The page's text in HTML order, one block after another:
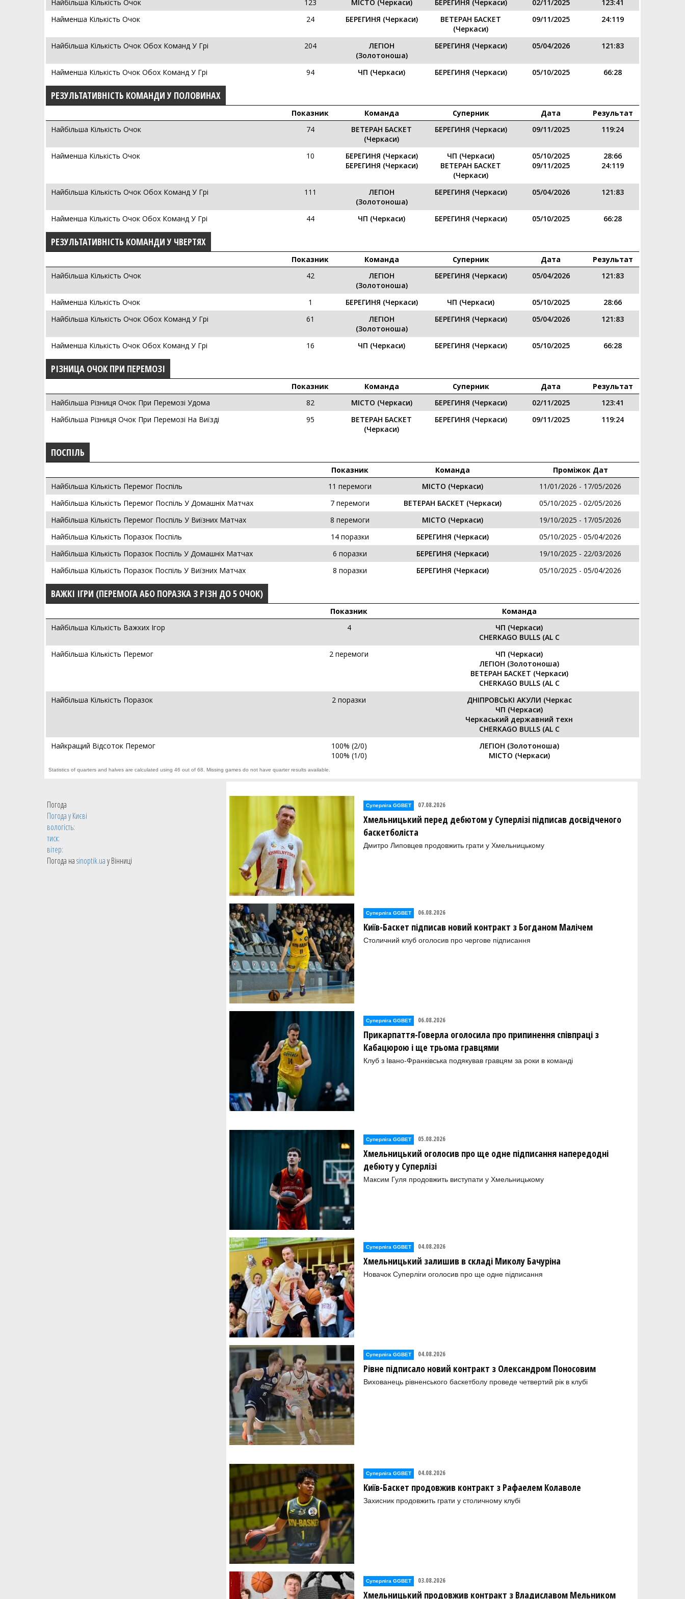
Найбільша Кількість Очок
123 МІСТО (Черкаси) БЕРЕГИНЯ (Черкаси) 02/11/2025
123:41
Найменша Кількість Очок
24 БЕРЕГИНЯ (Черкаси)
ВЕТЕРАН БАСКЕТ
(Черкаси)
09/11/2025 24:119
Найбільша Кількість Очок Обох Команд У Грі 204
ЛЕГІОН
(Золотоноша)
БЕРЕГИНЯ (Черкаси) 05/04/2026 121:83
Найменша Кількість Очок Обох Команд У Грі 94 ЧП (Черкаси) БЕРЕГИНЯ (Черкаси) 05/10/2025 66:28
РЕЗУЛЬТАТИВНІСТЬ КОМАНДИ У ПОЛОВИНАХ
Показник Команда Суперник Дата
Результат
Найбільша Кількість Очок
74
ВЕТЕРАН БАСКЕТ
(Черкаси)
БЕРЕГИНЯ (Черкаси) 09/11/2025 119:24
Найменша Кількість Очок 10
БЕРЕГИНЯ (Черкаси)
БЕРЕГИНЯ (Черкаси)
ЧП (Черкаси)
ВЕТЕРАН БАСКЕТ
(Черкаси)
05/10/2025
09/11/2025
28:66
24:119
Найбільша Кількість Очок Обох Команд У Грі 111
ЛЕГІОН
(Золотоноша)
БЕРЕГИНЯ (Черкаси) 05/04/2026 121:83
Найменша Кількість Очок Обох Команд У Грі 44 ЧП (Черкаси) БЕРЕГИНЯ (Черкаси) 05/10/2025 66:28
РЕЗУЛЬТАТИВНІСТЬ КОМАНДИ У ЧВЕРТЯХ
Показник Команда Суперник Дата
Результат
Найбільша Кількість Очок
42
ЛЕГІОН
(Золотоноша)
БЕРЕГИНЯ (Черкаси) 05/04/2026 121:83
Найменша Кількість Очок 1 БЕРЕГИНЯ (Черкаси) ЧП (Черкаси) 05/10/2025
28:66
Найбільша Кількість Очок Обох Команд У Грі
61
ЛЕГІОН
(Золотоноша)
БЕРЕГИНЯ (Черкаси) 05/04/2026 121:83
Найменша Кількість Очок Обох Команд У Грі 16 ЧП (Черкаси) БЕРЕГИНЯ (Черкаси) 05/10/2025 66:28
РІЗНИЦА ОЧОК ПРИ ПЕРЕМОЗІ
Показник Команда Суперник Дата
Результат
Найбільша Різниця Очок При Перемозі Удома
82 МІСТО (Черкаси) БЕРЕГИНЯ (Черкаси) 02/11/2025
123:41
Найбільша Різниця Очок При Перемозі На Виїзді
95
ВЕТЕРАН БАСКЕТ
(Черкаси)
БЕРЕГИНЯ (Черкаси) 09/11/2025 119:24
ПОСПІЛЬ
Показник Команда
Проміжок Дат
Найбільша Кількість Перемог Поспіль
11 перемоги МІСТО (Черкаси)
11/01/2026 - 17/05/2026
Найбільша Кількість Перемог Поспіль У Домашніх Матчах
7 перемоги ВЕТЕРАН БАСКЕТ (Черкаси)
05/10/2025 - 02/05/2026
Найбільша Кількість Перемог Поспіль У Виїзних Матчах
8 перемоги МІСТО (Черкаси)
19/10/2025 - 17/05/2026
Найбільша Кількість Поразок Поспіль
14 поразки БЕРЕГИНЯ (Черкаси)
05/10/2025 - 05/04/2026
Найбільша Кількість Поразок Поспіль У Домашніх Матчах
6 поразки БЕРЕГИНЯ (Черкаси)
19/10/2025 - 22/03/2026
Найбільша Кількість Поразок Поспіль У Виїзних Матчах
8 поразки БЕРЕГИНЯ (Черкаси) 05/10/2025 - 05/04/2026
ВАЖКІ ІГРИ (ПЕРЕМОГА АБО ПОРАЗКА З РІЗН ДО 5 ОЧОК)
Показник
Команда
Найбільша Кількість Важких Ігор
4
ЧП (Черкаси)
CHERKAGO BULLS (AL C
Найбільша Кількість Перемог
2 перемоги
ЧП (Черкаси)
ЛЕГІОН (Золотоноша)
ВЕТЕРАН БАСКЕТ (Черкаси)
CHERKAGO BULLS (AL C
Найбільша Кількість Поразок
2 поразки
ДНІПРОВСЬКІ АКУЛИ (Черкас
ЧП (Черкаси)
Черкаський державний техн
CHERKAGO BULLS (AL C
Найкращий Відсоток Перемог
100% (2/0)
100% (1/0)
ЛЕГІОН (Золотоноша)
МІСТО (Черкаси)
Statistics of quarters and halves are calculated using 46 out of 68. Missing games do not have quarter results available.
Погода
Погода уКиєві
вологість:
тиск:
вітер:
Погода наsinoptik.uaу Вінниці
Суперліга GGBET 07.08.2026
Хмельницький перед дебютом у Суперлізі підписав досвідченого
баскетболіста
Дмитро Липовцев продовжить грати у Хмельницькому
Суперліга GGBET 06.08.2026
Київ-Баскет підписав новий контракт з Богданом Малічем
Столичний клуб оголосив про чергове підписання
Суперліга GGBET 06.08.2026
Прикарпаття-Говерла оголосила про припинення співпраці з
Кабацюрою і ще трьома гравцями
Клуб з Івано-Франківська подякував гравцям за роки в команді
Суперліга GGBET 05.08.2026
Хмельницький оголосив про ще одне підписання напередодні
дебюту у Суперлізі
Максим Гуля продовжить виступати у Хмельницькому
Суперліга GGBET 04.08.2026
Хмельницький залишив в складі Миколу Бачуріна
Новачок Суперліги оголосив про ще одне підписання
Суперліга GGBET 04.08.2026
Рівне підписало новий контракт з Олександром Поносовим
Вихованець рівненського баскетболу проведе четвертий рік в клубі
Суперліга GGBET 04.08.2026
Київ-Баскет продовжив контракт з Рафаелем Колаволе
Захисник продовжить грати у столичному клубі
Суперліга GGBET 03.08.2026
Хмельницький продовжив контракт з Владиславом Мельником